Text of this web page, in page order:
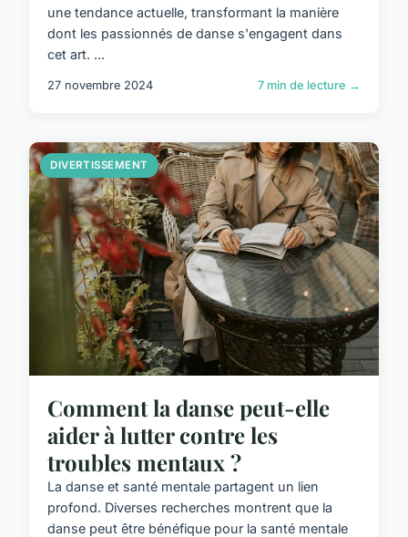
une tendance actuelle, transformant la manière
dont les passionnés de danse s'engagent dans
cet art. ...
27 novembre 2024 7 min de lecture →
DIVERTISSEMENT
Comment la danse peut-elle
aider à lutter contre les
troubles mentaux ?
La danse et santé mentale partagent un lien
profond. Diverses recherches montrent que la
danse peut être bénéfique pour la santé mentale